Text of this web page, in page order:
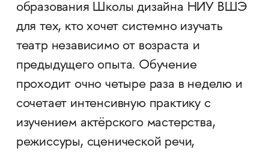
образования Школы дизайна НИУ ВШЭ
для тех, кто хочет системно изучать
театр независимо от возраста и
предыдущего опыта. Обучение
проходит очно четыре раза в неделю и
сочетает интенсивную практику с
изучением актёрского мастерства,
режиссуры, сценической речи,